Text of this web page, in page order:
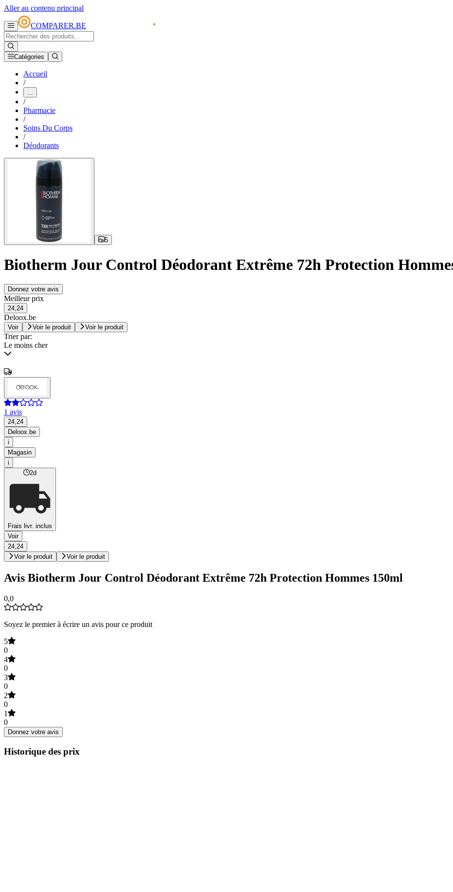
Aller au contenu principal
COMPARER.BE
Catégories
Accueil
/
...
/
Pharmacie
/
Soins Du Corps
/
Déodorants
5
Biotherm Jour Control Déodorant Extrême 72h Protection
Donnez votre avis
Meilleur prix
24,24
Deloox.be
Voir Voir le produit Voir le produit
Trier par:
Le moins cher
1 avis
24,24
Deloox.be
i
Magasin
i
2d
Frais livr. inclus
Voir
24,24
Voir le produit
Voir le produit
Avis Biotherm Jour Control Déodorant Extrême 72h Protection Hommes 150ml
0,0
Soyez le premier à écrire un avis pour ce produit
5
0
4
0
3
0
2
0
1
0
Donnez votre avis
Historique des prix